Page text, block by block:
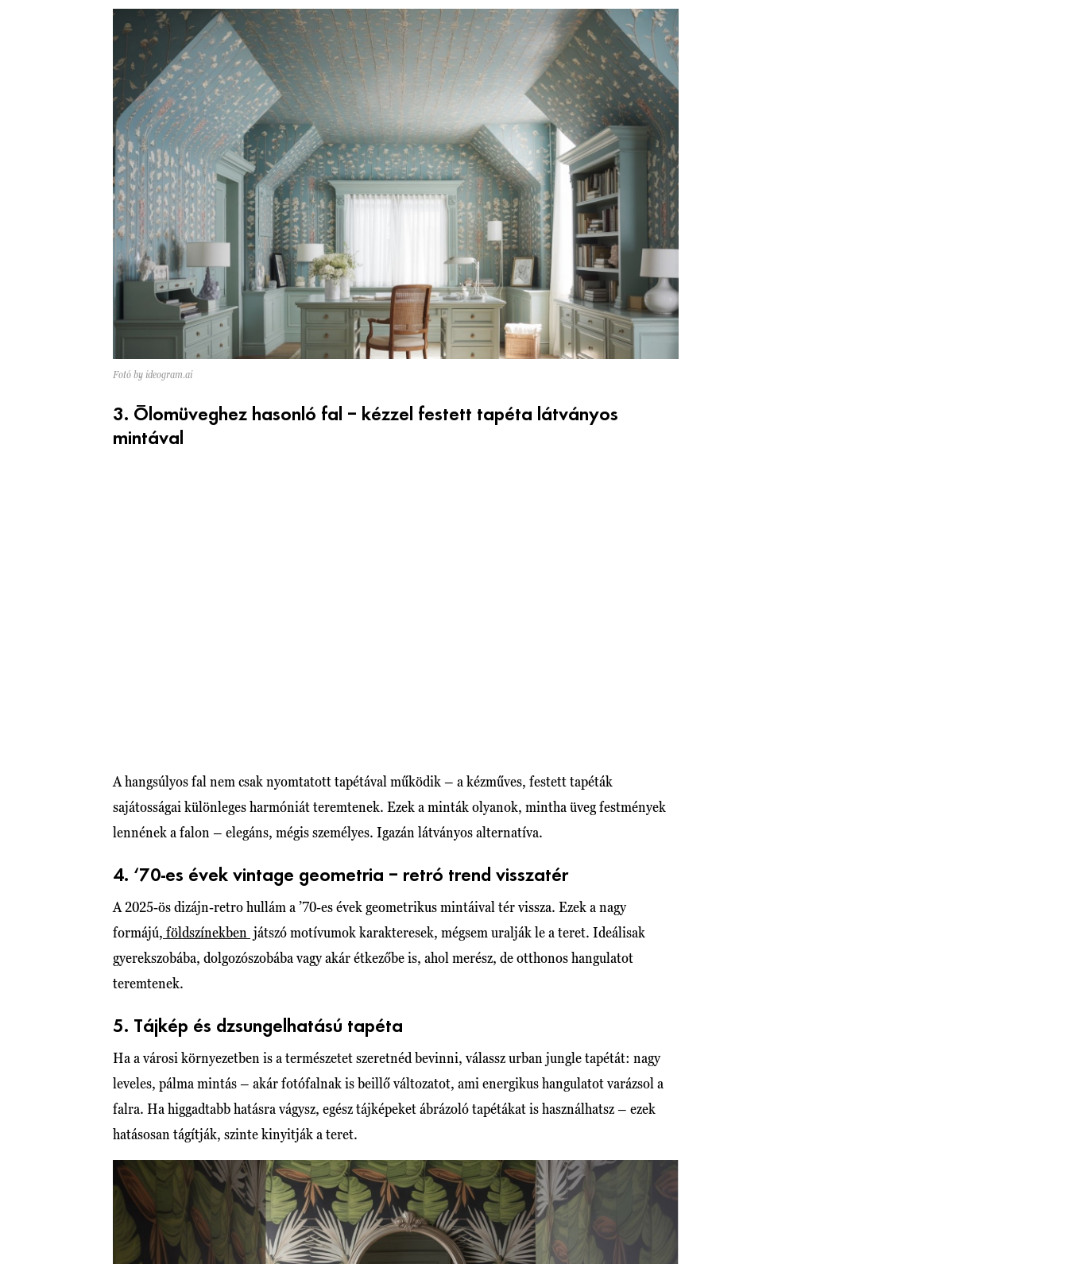
Fotó by ideogram.ai
3. Ólomüveghez hasonló fal – kézzel festett tapéta látványos
mintával
A hangsúlyos fal nem csak nyomtatott tapétával működik – a kézműves, festett tapéták
sajátosságai különleges harmóniát teremtenek. Ezek a minták olyanok, mintha üveg festmények
lennének a falon – elegáns, mégis személyes. Igazán látványos alternatíva.
4. ‘70-es évek vintage geometria – retró trend visszatér
A 2025-ös dizájn-retro hullám a ’70-es évek geometrikus mintáival tér vissza. Ezek a nagy
formájú, földszínekben játszó motívumok karakteresek, mégsem uralják le a teret. Ideálisak
gyerekszobába, dolgozószobába vagy akár étkezőbe is, ahol merész, de otthonos hangulatot
teremtenek.
5. Tájkép és dzsungelhatású tapéta
Ha a városi környezetben is a természetet szeretnéd bevinni, válassz urban jungle tapétát: nagy
leveles, pálma mintás – akár fotófalnak is beillő változatot, ami energikus hangulatot varázsol a
falra. Ha higgadtabb hatásra vágysz, egész tájképeket ábrázoló tapétákat is használhatsz – ezek
hatásosan tágítják, szinte kinyitják a teret.